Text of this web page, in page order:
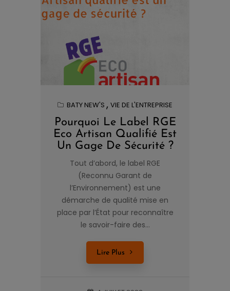
BATY NEW'S VIE DE L'ENTREPRISE
Pourquoi Le Label RGE
Eco Artisan Qualifié Est
Un Gage De Sécurité ?
Tout d’abord, le label RGE
(Reconnu Garant de
l’Environnement) est une
démarche de qualité mise en
place par l’État pour reconnaître
le savoir-faire des...
Lire Plus